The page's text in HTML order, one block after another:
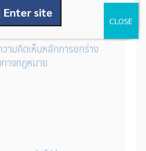
ามคิดเห็นหลักการยกร่าง
างกฎหมาย
Enter site
CLOSE